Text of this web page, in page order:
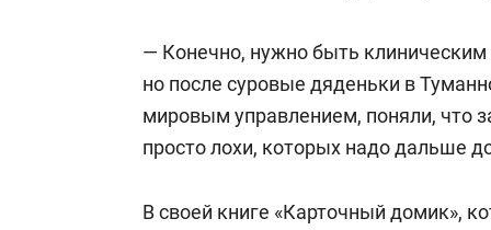
Является соучредителем
Некоторое время жил за пределами
— Конечно, нужно быть клиническим
но после суровые дяденьки в
мировым управлением, поняли, что
просто лохи, которых надо дальше
В своей книге «Карточный домик»,